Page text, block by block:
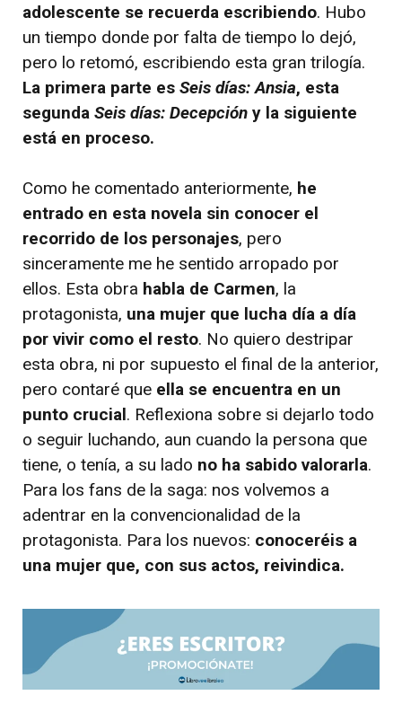
adolescente se recuerda escribiendo. Hubo
un tiempo donde por falta de tiempo lo dejó,
pero lo retomó, escribiendo esta gran trilogía.
La primera parte es Seis días: Ansia, esta
segunda Seis días: Decepción y la siguiente
está en proceso.
Como he comentado anteriormente, he
entrado en esta novela sin conocer el
recorrido de los personajes, pero
sinceramente me he sentido arropado por
ellos. Esta obra habla de Carmen, la
protagonista, una mujer que lucha día a día
por vivir como el resto. No quiero destripar
esta obra, ni por supuesto el final de la anterior,
pero contaré que ella se encuentra en un
punto crucial. Reflexiona sobre si dejarlo todo
o seguir luchando, aun cuando la persona que
tiene, o tenía, a su lado no ha sabido valorarla.
Para los fans de la saga: nos volvemos a
adentrar en la convencionalidad de la
protagonista. Para los nuevos: conoceréis a
una mujer que, con sus actos, reivindica.